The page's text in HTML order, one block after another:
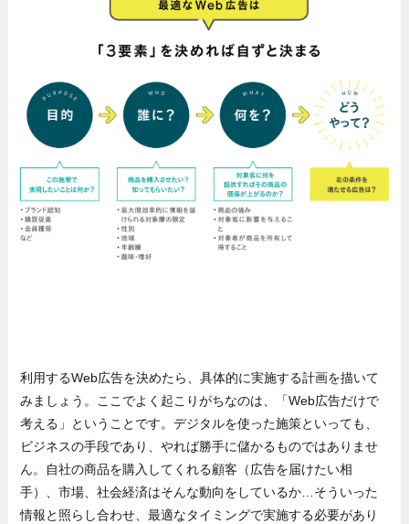
利用するWeb広告を決めたら、具体的に実施する計画を描いて
みましょう。ここでよく起こりがちなのは、「Web広告だけで
考える」ということです。デジタルを使った施策といっても、
ビジネスの手段であり、やれば勝手に儲かるものではありませ
ん。自社の商品を購入してくれる顧客（広告を届けたい相
手）、市場、社会経済はそんな動向をしているか…そういった
情報と照らし合わせ、最適なタイミングで実施する必要があり